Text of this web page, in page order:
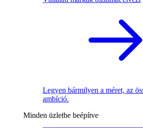
Legyen bármilyen a méret, az
ambíció.
Minden üzletbe beépítve